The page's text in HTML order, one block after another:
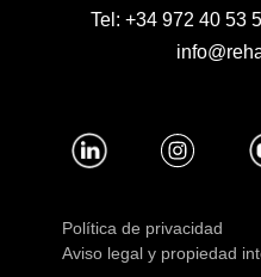
Tel: +34 972 40 53
Política de privacidad
Aviso legal y propiedad